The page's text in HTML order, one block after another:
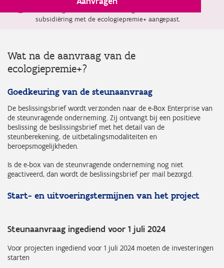
subsidiëring met de ecologiepremie+ aangepast.
Wat na de aanvraag van de
ecologiepremie+?
Goedkeuring van de steunaanvraag
De beslissingsbrief wordt verzonden naar de e-Box Enterprise van
de steunvragende onderneming. Zij ontvangt bij een positieve
beslissing de beslissingsbrief met het detail van de
steunberekening, de uitbetalingsmodaliteiten en
beroepsmogelijkheden.
Is de e-box van de steunvragende onderneming nog niet
geactiveerd, dan wordt de beslissingsbrief per mail bezorgd.
Start- en uitvoeringstermijnen van het project
Steunaanvraag ingediend voor 1 juli 2024
Voor projecten ingediend voor 1 juli 2024 moeten de investeringen
starten